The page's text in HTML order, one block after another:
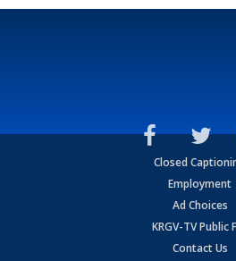
Closed
Employment
Ad Choices
KRGV-TV Public
Contact Us